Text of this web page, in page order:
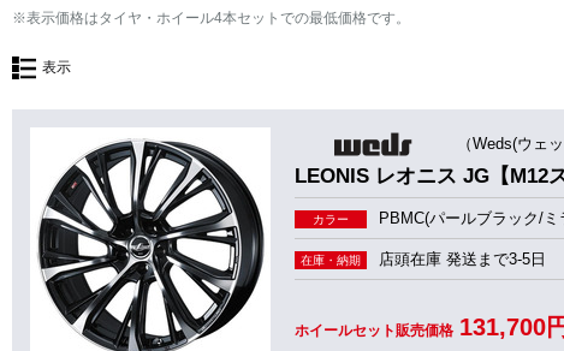
※表示価格はタイヤ・ホイール4本セットでの最低価格です。
表示
（Weds(ウェッ
LEONIS レオニス JG【M12
カラー PBMC(パールブラック/ミ
在庫・納期 店頭在庫 発送まで3-5日
ホイールセット販売価格 131,700